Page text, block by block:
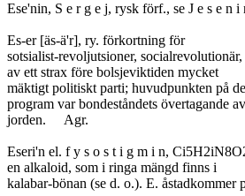
Ese'nin, S e r g e j, rysk förf., se J e s e n i
Es-er [äs-ä'r], ry. förkortning för
sotsialist-revoljutsioner, socialrevolutionär,
av ett strax före bolsjeviktiden mycket
mäktigt politiskt parti; huvudpunkten på
program var bondeståndets övertagande av
jorden.	Agr.
Eseri'n el. f y s o s t i g m i n,
en alkaloid, som i ringa mängd finns i
kalabar-bönan (se d. o.). E. åstadkommer